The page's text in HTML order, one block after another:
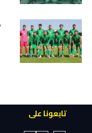
تابعونا على